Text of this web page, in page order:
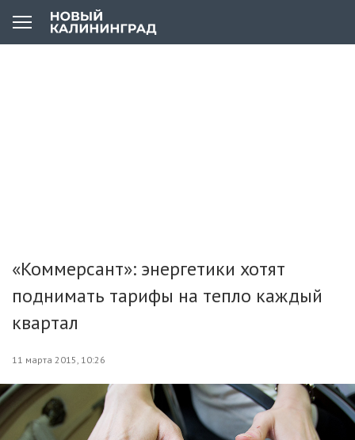
«Коммерсант»: энергетики хотят
поднимать тарифы на тепло каждый
квартал
11 марта 2015, 10:26